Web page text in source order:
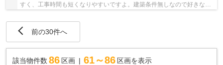
すく、工事時間も短くなりやすいですよ。建築条件無しなので好きな建
前の30件へ
該当物件数 86 区画 61～86 区画を表示